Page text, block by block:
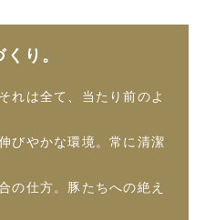
り。
れは全て、当たり前のよ
びやかな環境。常に清潔
の仕方。豚たちへの絶え